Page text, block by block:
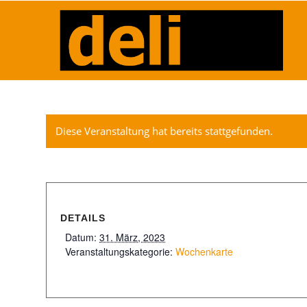
Diese Veranstaltung hat bereits stattgefunden.
DETAILS
Datum: 31. März, 2023
Veranstaltungskategorie: Wochenkarte